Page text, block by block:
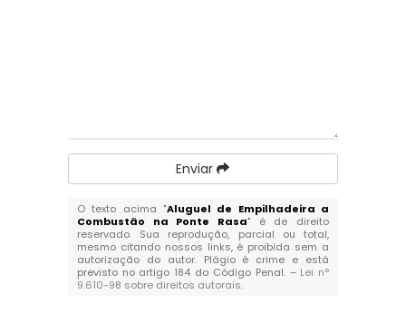
Enviar
O texto acima "Aluguel de Empilhadeira a
Combustão na Ponte Rasa" é de direito
reservado. Sua reprodução, parcial ou total,
mesmo citando nossos links, é proibida sem a
autorização do autor. Plágio é crime e está
previsto no artigo 184 do Código Penal. – Lei n°
9.610-98 sobre direitos autorais.